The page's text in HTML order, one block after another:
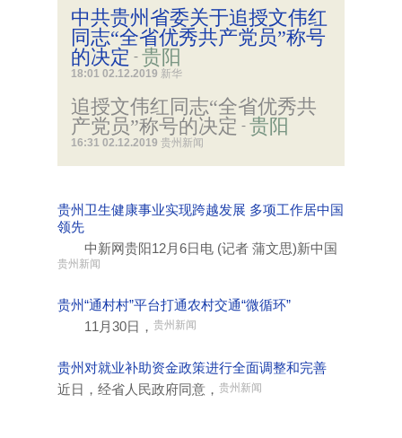
中共贵州省委关于追授文伟红
同志“全省优秀共产党员”称号
的决定 - 贵阳
18:01 02.12.2019 新华
追授文伟红同志“全省优秀共
产党员”称号的决定 - 贵阳
16:31 02.12.2019 贵州新闻
贵州卫生健康事业实现跨越发展 多项工作居中国
领先
中新网贵阳12月6日电 (记者 蒲文思)新中国
贵州新闻
贵州“通村村”平台打通农村交通“微循环”
11月30日， 贵州新闻
贵州对就业补助资金政策进行全面调整和完善
近日，经省人民政府同意， 贵州新闻